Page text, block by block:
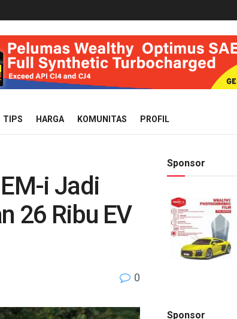
TIPS HARGA KOMUNITAS PROFIL
i Jadi
26 Ribu EV
0
Sponsor
Sponsor